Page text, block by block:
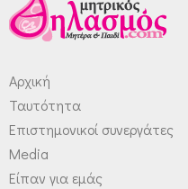
Αρχική
Ταυτότητα
Επιστημονικοί συνεργάτες
Media
Είπαν για εμάς